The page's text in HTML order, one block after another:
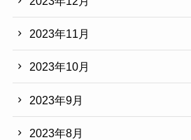
2023年11月
2023年10月
2023年9月
2023年8月